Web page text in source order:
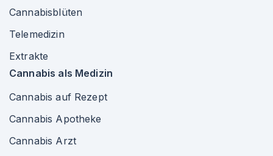
Cannabisblüten
Telemedizin
Extrakte
Cannabis als Medizin
Cannabis auf Rezept
Cannabis Apotheke
Cannabis Arzt